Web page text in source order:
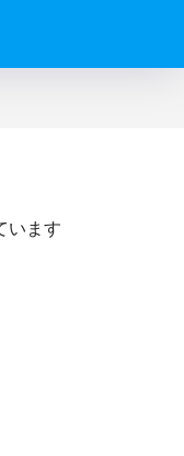
います